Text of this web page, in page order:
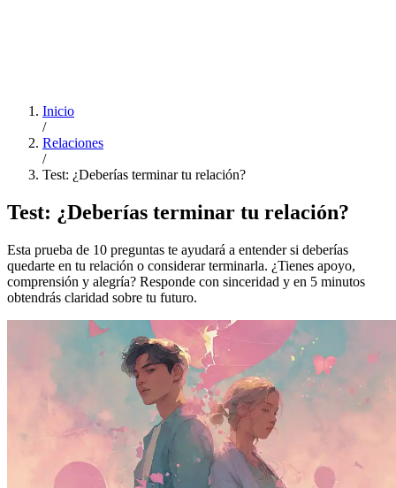
Inicio
/
Relaciones
/
Test: ¿Deberías terminar tu relación?
Test: ¿Deberías terminar tu relación?
Esta prueba de 10 preguntas te ayudará a entender si deberías
quedarte en tu relación o considerar terminarla. ¿Tienes apoyo,
comprensión y alegría? Responde con sinceridad y en 5 minutos
obtendrás claridad sobre tu futuro.